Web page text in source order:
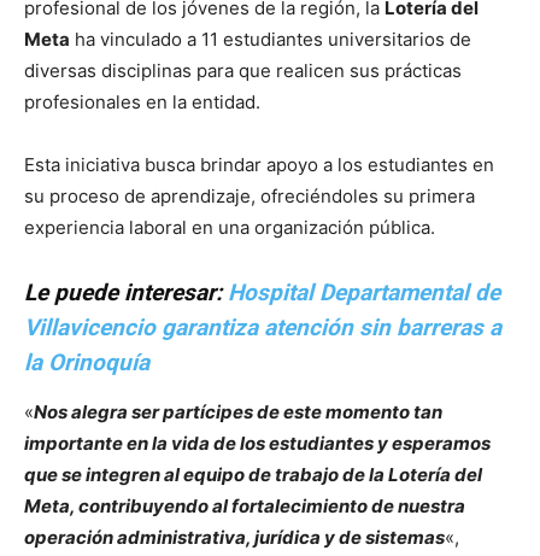
profesional de los jóvenes de la región, la Lotería del
Meta ha vinculado a 11 estudiantes universitarios de
diversas disciplinas para que realicen sus prácticas
profesionales en la entidad.
Esta iniciativa busca brindar apoyo a los estudiantes en
su proceso de aprendizaje, ofreciéndoles su primera
experiencia laboral en una organización pública.
Le puede interesar:Hospital Departamental de
Villavicencio garantiza atención sin barreras a
la Orinoquía
«Nos alegra ser partícipes de este momento tan
importante en la vida de los estudiantes y esperamos
que se integren al equipo de trabajo de la Lotería del
Meta, contribuyendo al fortalecimiento de nuestra
operación administrativa, jurídica y de sistemas«,